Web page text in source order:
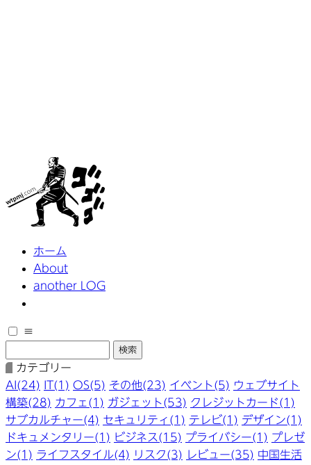
ホーム
About
another LOG
≡
カテゴリー
AI(24)
IT(1) OS(5) その他(23) イベント(5) ウェブサイト
構築(28) カフェ(1) ガジェット(53) クレジットカード(1)
サブカルチャー(4) セキュリティ(1) テレビ(1) デザイン(1)
ドキュメンタリー(1) ビジネス(15) プライバシー(1) プレゼ
ン(1) ライフスタイル(4) リスク(3) レビュー(35) 中国生活